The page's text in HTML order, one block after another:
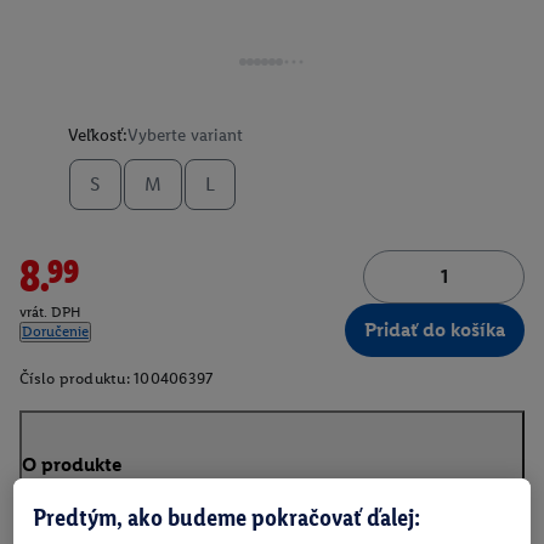
Veľkosť:Vyberte variant
S M L
8.99
vrát. DPH
Doručenie
Pridať do košíka
Číslo produktu: 100406397
O produkte
Predtým, ako budeme pokračovať ďalej: